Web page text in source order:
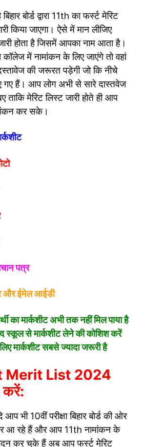
बोर्ड द्वारा 11th का फर्स्ट मेरिट
किया जाएगा। ऐसे में मान लीजिए
होता है जिसमें आपका नाम आता है।
में नामांकन के लिए जाएंगे तो वहां
की जरूरत पड़ेगी जो कि नीचे
गए हैं। आप लोग अभी से सारे दास्तवेज
ताकि मेरिट लिस्ट जारी होते ही आप
कर सके।
पत्र
और ईमेल आईडी
का मार्कशीट अभी तक नहीं मिल पाया है
स्कूल से मार्कशीट लेने की कोशिश करें
मार्कशीट सबसे ज्यादा जरूरी है
Merit List 2024
भी 10वीं परीक्षा बिहार बोर्ड की ओर
आ रहे हैं और आप 11th नामांकन के
कर चुके हैं अब आप फर्स्ट मेरिट